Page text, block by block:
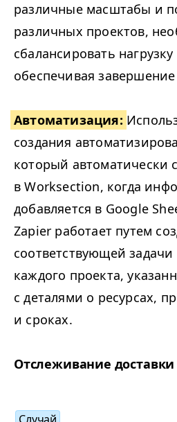
различные масштабы и
различных проектов,
сбалансировать
обеспечивая
Автоматизация:
создания
который автоматически
в Work­sec­tion, когда
добавляется в Google
Zapi­er работает путем
соответствующей
каждого проекта,
с деталями о ресурсах,
и сроках.
Отслеживание доставки